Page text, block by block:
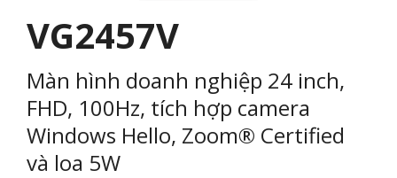
VG2457V
Màn hình doanh nghiệp 24 inch,
FHD, 100Hz, tích hợp camera
Windows Hello, Zoom® Certified
và loa 5W